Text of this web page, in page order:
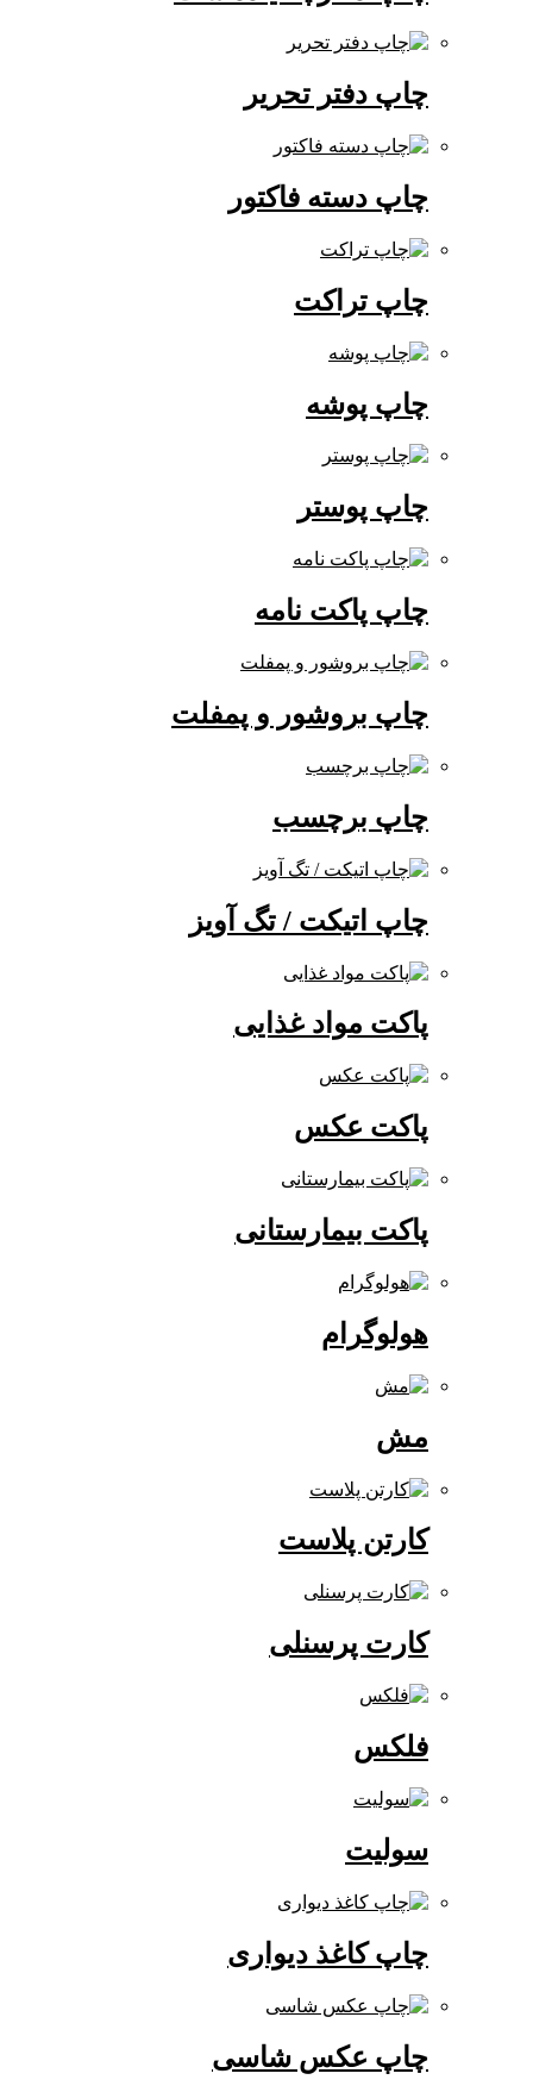
چاپ دفتر تحریر
چاپ دسته فاکتور
چاپ تراکت
چاپ پوشه
چاپ پوستر
چاپ پاکت نامه
چاپ بروشور و پمفلت
چاپ برچسب
چاپ اتیکت / تگ آویز
پاکت مواد غذایی
پاکت عکس
پاکت بیمارستانی
هولوگرام
کارتن پلاست
کارت پرسنلی
چاپ کاغذ دیواری
چاپ عکس شاسی